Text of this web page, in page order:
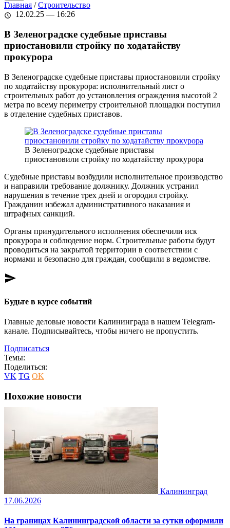
Главная /Строительство
schedule 12.02.25 — 16:26
В Зеленоградске судебные приставы
приостановили стройку по ходатайству
прокурора
В Зеленоградске судебные приставы приостановили стройку
по ходатайству прокурора: исполнительный лист о
строительных работ до установления ограждения высотой 2
метра по всему периметру строительной площадки поступил
в отделение судебных приставов.
В Зеленоградске судебные приставы
приостановили стройку по ходатайству прокурора
Судебные приставы возбудили исполнительное производство
и направили требование должнику. Должник устранил
нарушения в течение трех дней и огородил стройку.
Гражданин избежал административного наказания и
штрафных санкций.
Органы принудительного исполнения обеспечили иск
прокурора и соблюдение норм. Строительные работы будут
проводиться на закрытой территории в соответствии с
нормами и безопасно для граждан, сообщили в ведомстве.
send
Будьте в курсе событий
Главные деловые новости Калининграда в нашем Telegram-
канале. Подписывайтесь, чтобы ничего не пропустить.
Подписаться
Темы:
Поделиться:
VK TG OK
Похожие новости
Калининград
17.06.2026
На границах Калининградской области за сутки оформили